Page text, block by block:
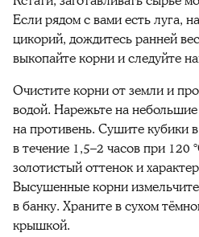
Если рядом с вами есть луга,
цикорий, дождитесь ранней
выкопайте корни и следуйте
Очистите корни от земли и
водой. Нарежьте на
на противень. Сушите кубики
в течение 1,5–2 часов при 120
золотистый оттенок и
Высушенные корни
в банку. Храните в сухом
крышкой.